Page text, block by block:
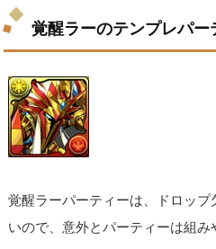
覚醒ラーのテンプレパー
覚醒ラーパーティーは、ドロッ
いので、意外とパーティーは組み